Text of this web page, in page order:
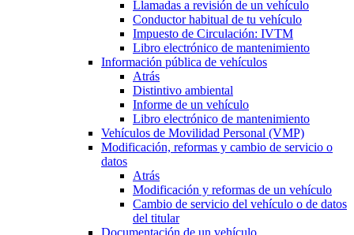
Llamadas a revisión de un vehículo
Conductor habitual de tu vehículo
Impuesto de Circulación: IVTM
Libro electrónico de mantenimiento
Información pública de vehículos
Atrás
Distintivo ambiental
Informe de un vehículo
Libro electrónico de mantenimiento
Vehículos de Movilidad Personal (VMP)
Modificación, reformas y cambio de servicio o
datos
Atrás
Modificación y reformas de un vehículo
Cambio de servicio del vehículo o de datos
del titular